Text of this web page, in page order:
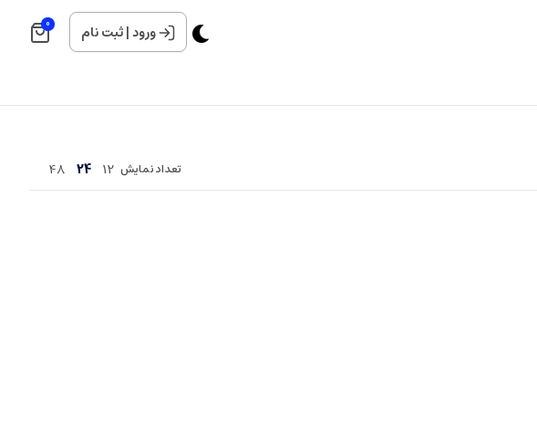
ورود|ثبت نام 0
تعداد نمایش 12
24
48